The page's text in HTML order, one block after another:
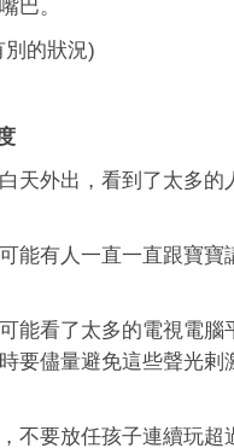
巴。
別的狀況)
天外出，看到了太多的
能有人一直一直跟寶寶
能看了太多的電視電腦
要儘量避免這些聲光剌
不要放任孩子連續玩超